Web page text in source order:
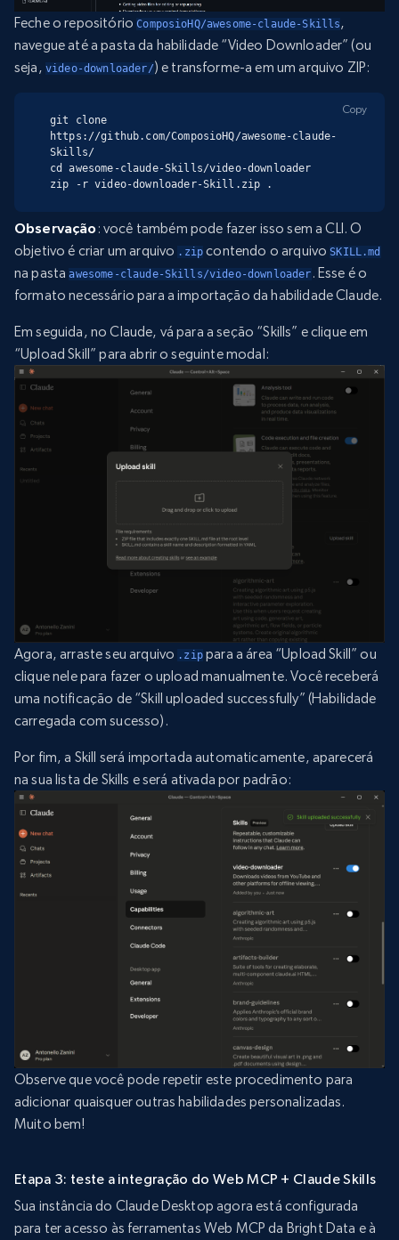
Feche o repositórioComposioHQ/awesome-claude-Skills,
navegue até a pasta da habilidade “Video Downloader” (ou
seja, video-downloader/) e transforme-a em um arquivo ZIP:
git clone
https://github.com/ComposioHQ/awesome-claude-
Skills/
cd awesome-claude-Skills/video-downloader
zip -r video-downloader-Skill.zip .
Copy
Observação : você também pode fazer isso sem a CLI. O
objetivo é criar um arquivo .zip contendo o arquivoSKILL.md
na pastaawesome-claude-Skills/video-downloader . Esse é o
formato necessário para a importação da habilidade Claude.
Em seguida, no Claude, vá para a seção “Skills” e clique em
“Upload Skill” para abrir o seguinte modal:
Agora, arraste seu arquivo .zippara a área “Upload Skill” ou
clique nele para fazer o upload manualmente. Você receberá
uma notificação de “Skill uploaded successfully” (Habilidade
carregada com sucesso).
Por fim, a Skill será importada automaticamente, aparecerá
na sua lista de Skills e será ativada por padrão:
Observe que você pode repetir este procedimento para
adicionar quaisquer outras habilidades personalizadas.
Muito bem!
Etapa 3: teste a integração do Web MCP + Claude Skills
Sua instância do Claude Desktop agora está configurada
para ter acesso às ferramentas Web MCP da Bright Data e à